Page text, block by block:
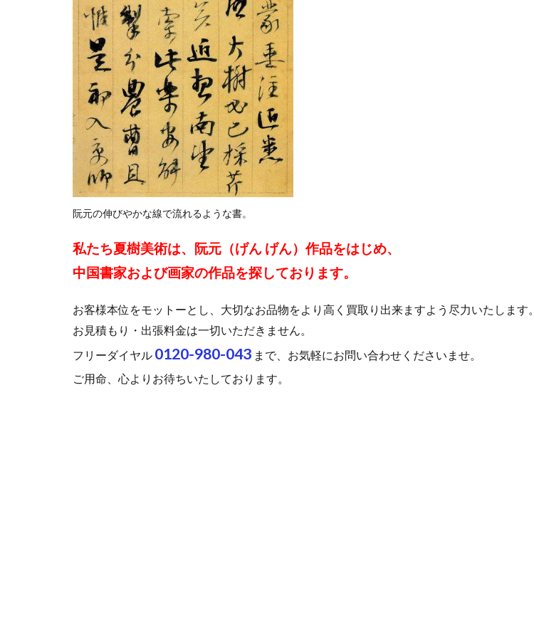
阮元の伸びやかな線で流れるような書。
私たち夏樹美術は、阮元（げん げん）作品をはじめ、
中国書家および画家の作品を探しております。
お客様本位をモットーとし、大切なお品物をより高く買取り出来ますよう尽力いたします。
お見積もり・出張料金は一切いただきません。
フリーダイヤル 0120-980-043 まで、お気軽にお問い合わせくださいませ。
ご用命、心よりお待ちいたしております。